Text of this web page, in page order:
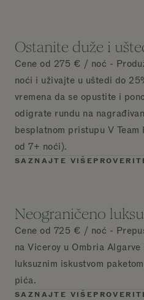
Ostanite duže i
Cene od 275 € / noć -
noći i uživajte u uštedi do
vremena da se opustite i
odigrate rundu na
besplatnom pristupu V
od 7+ noći).
SAZNAJTE VIŠE
Neograničeno
Cene od 725 € / noć -
na Viceroy u Ombria
luksuznim iskustvom
pića.
SAZNAJTE VIŠE